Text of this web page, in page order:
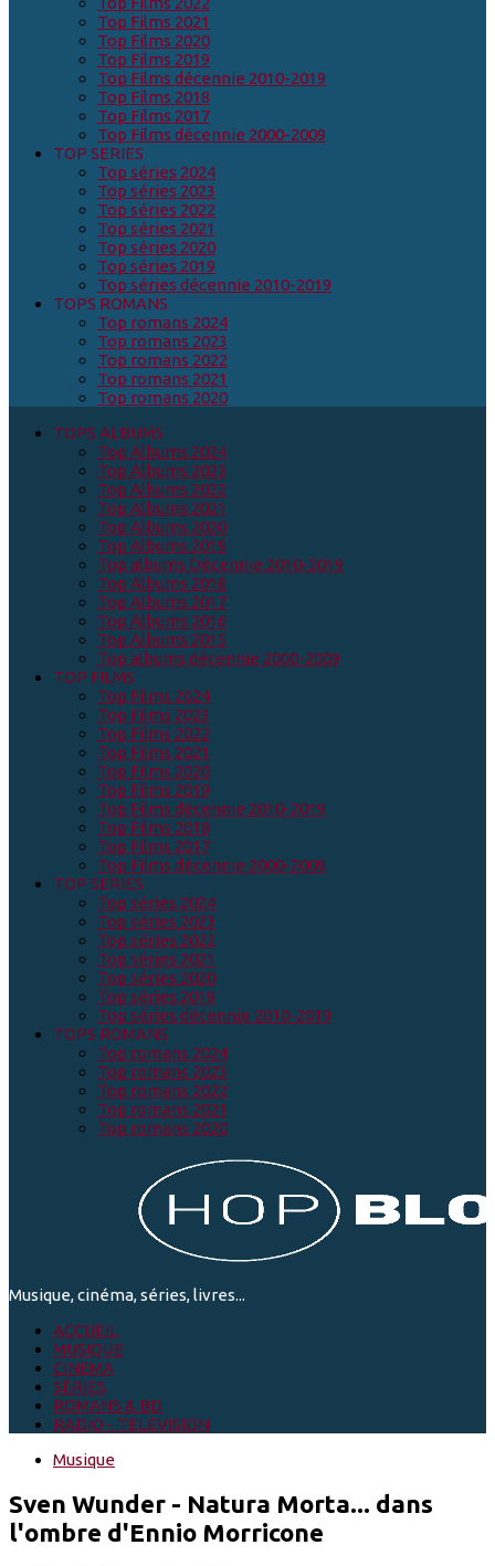
Top Films 2021
Top Films 2020
Top Films 2019
Top Films décennie 2010-2019
Top Films 2018
Top Films 2017
Top Films décennie 2000-2009
TOP SERIES
Top séries 2024
Top séries 2023
Top séries 2022
Top séries 2021
Top séries 2020
Top séries 2019
Top séries décennie 2010-2019
TOPS ROMANS
Top romans 2024
Top romans 2023
Top romans 2022
Top romans 2021
Top romans 2020
TOPS ALBUMS
Top Albums 2024
Top Albums 2023
Top Albums 2022
Top Albums 2021
Top Albums 2020
Top Albums 2019
Top albums Décennie 2010-2019
Top Albums 2018
Top Albums 2017
Top Albums 2016
Top Albums 2015
Top albums décennie 2000-2009
TOP FILMS
Top Films 2024
Top Films 2023
Top Films 2022
Top Films 2021
Top Films 2020
Top Films 2019
Top Films décennie 2010-2019
Top Films 2018
Top Films 2017
Top Films décennie 2000-2009
TOP SERIES
Top séries 2024
Top séries 2023
Top séries 2022
Top séries 2021
Top séries 2020
Top séries 2019
Top séries décennie 2010-2019
TOPS ROMANS
Top romans 2024
Top romans 2023
Top romans 2022
Top romans 2021
Top romans 2020
Musique, cinéma, séries, livres...
ACCUEIL
MUSIQUE
CINEMA
SÉRIES
ROMANS & BD
RADIO - TELEVISION
Musique
Sven Wunder - Natura Morta... dans
l'ombre d'Ennio Morricone